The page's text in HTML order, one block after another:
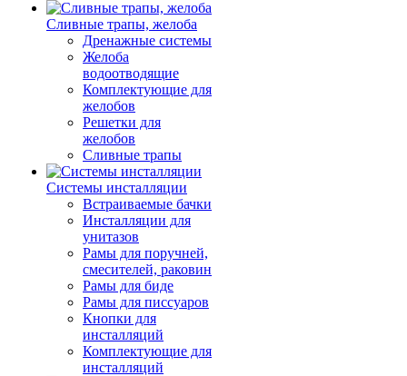
Сливные трапы, желоба
Дренажные системы
Желоба
водоотводящие
Комплектующие для
желобов
Решетки для
желобов
Сливные трапы
Системы инсталляции
Встраиваемые бачки
Инсталляции для
унитазов
Рамы для поручней,
смесителей, раковин
Рамы для биде
Рамы для писсуаров
Кнопки для
инсталляций
Комплектующие для
инсталляций